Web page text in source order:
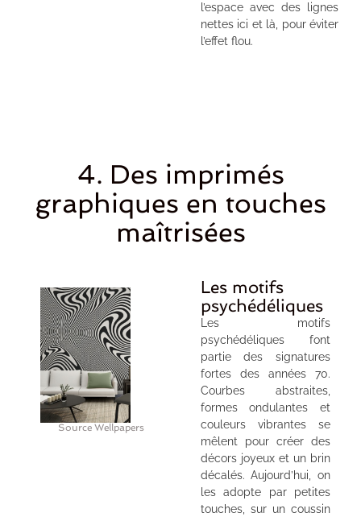
l’espace avec des lignes
nettes ici et là, pour éviter
l’effet flou.
4. Des imprimés
graphiques en touches
maîtrisées
Les motifs
psychédéliques
Les motifs
psychédéliques font
partie des signatures
fortes des années 70.
Courbes abstraites,
formes ondulantes et
couleurs vibrantes se
mêlent pour créer des
décors joyeux et un brin
décalés. Aujourd’hui, on
les adopte par petites
touches, sur un coussin
Source Wellpapers